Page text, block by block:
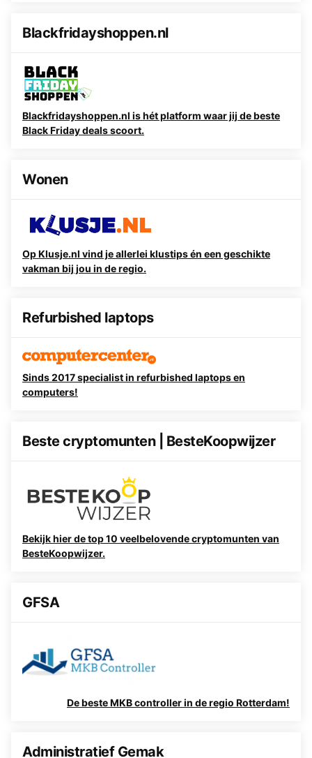
Blackfridayshoppen.nl
Blackfridayshoppen.nl is hét platform waar jij de beste
Black Friday deals scoort.
Wonen
Op Klusje.nl vind je allerlei klustips én een geschikte
vakman bij jou in de regio.
Refurbished laptops
Sinds 2017 specialist in refurbished laptops en
computers!
Beste cryptomunten | BesteKoopwijzer
Bekijk hier de top 10 veelbelovende cryptomunten van
BesteKoopwijzer.
GFSA
De beste MKB controller in de regio Rotterdam!
Administratief Gemak